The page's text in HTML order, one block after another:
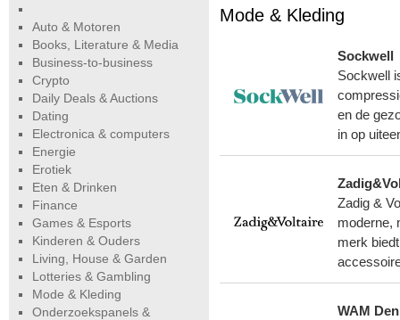
Mode & Kleding
Sockwell
Sockwell
en de
in op
Zadig &
moderne,
merk
WAM
Auto & Motoren
Books, Literature & Media
Business-to-business
Crypto
Daily Deals & Auctions
Dating
Electronica & computers
Energie
Erotiek
Eten & Drinken
Finance
Games & Esports
Kinderen & Ouders
Living, House & Garden
Lotteries & Gambling
Mode & Kleding
Onderzoekspanels &